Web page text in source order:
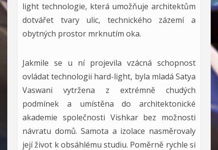
light technologie, která umožňuje architektům
dotvářet tvary ulic, technického zázemí a
obytných prostor mrknutím oka.
Jakmile se u ní projevila vzácná schopnost
ovládat technologii hard-light, byla mladá Satya
Vaswani vytržena z extrémně chudých
podmínek a umístěna do architektonické
akademie společnosti Vishkar bez možnosti
návratu domů. Samota a izolace nasměrovaly
její život k obsáhlému studiu. Poměrně rychle si